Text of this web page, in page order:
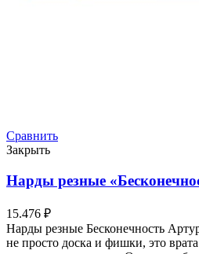
Сравнить
Закрыть
Нарды резные
15.476 ₽
Нарды резные Бесконечность
не просто доска и фишки, это